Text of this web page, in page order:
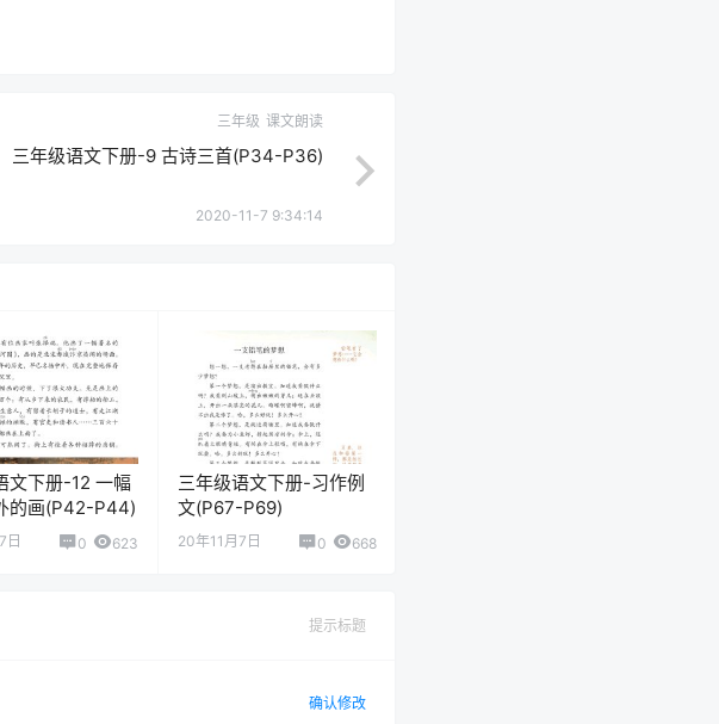
三年级 课文朗读
三年级语文下册-9 古诗三首(P34-P36)
2020-11-7 9:34:14
文下册-12 一幅
的画(P42-P44)
日 0 623
三年级语文下册-习作例
文(P67-P69)
20年11月7日 0 668
提示标题
确认修改